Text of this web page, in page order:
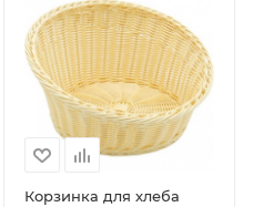
Корзинка для хлеба